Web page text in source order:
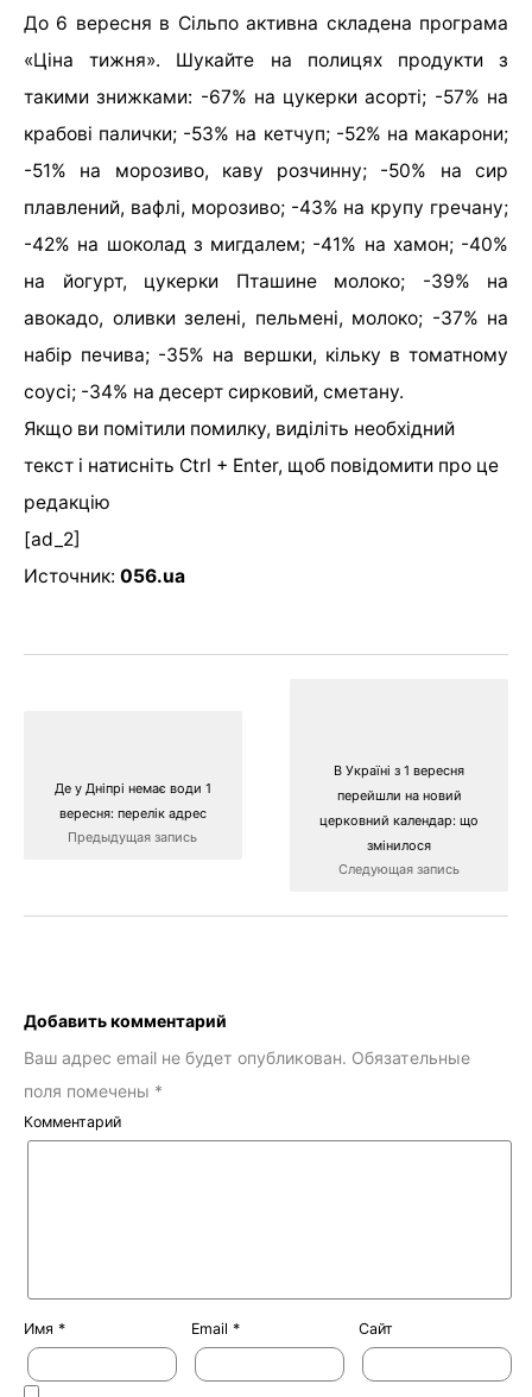
До 6 вересня в Сільпо активна складена програма
«Ціна тижня». Шукайте на полицях продукти з
такими знижками: -67% на цукерки асорті; -57% на
крабові палички; -53% на кетчуп; -52% на макарони;
-51% на морозиво, каву розчинну; -50% на сир
плавлений, вафлі, морозиво; -43% на крупу гречану;
-42% на шоколад з мигдалем; -41% на хамон; -40%
на йогурт, цукерки Пташине молоко; -39% на
авокадо, оливки зелені, пельмені, молоко; -37% на
набір печива; -35% на вершки, кільку в томатному
соусі; -34% на десерт сирковий, сметану.
Якщо ви помітили помилку, виділіть необхідний
текст і натисніть Ctrl + Enter, щоб повідомити про це
редакцію
[ad_2]
Источник: 056.ua
Де у Дніпрі немає води 1
вересня: перелік адрес
Предыдущая запись
В Україні з 1 вересня
перейшли на новий
церковний календар: що
змінилося
Следующая запись
Добавить комментарий
Ваш адрес email не будет опубликован. Обязательные
поля помечены *
Комментарий
Имя * Email * Сайт